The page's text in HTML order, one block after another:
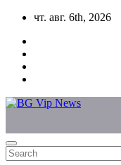
Skip
content
чт. авг. 6th, 2026